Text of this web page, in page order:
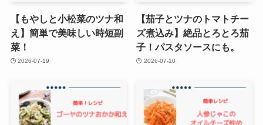
【もやしと小松菜のツナ和
え】簡単で美味しい時短副
菜！
2026-07-19
【茄子とツナのトマトチー
ズ煮込み】絶品とろとろ茄
子！パスタソースにも。
2026-07-10